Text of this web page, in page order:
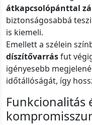
átkapcsolópánttal
biztonságosabbá
is kiemeli.
Emellett a szélein
díszítővarrásfut
igényesebb
időtállóságát, így
Funkcionalitás